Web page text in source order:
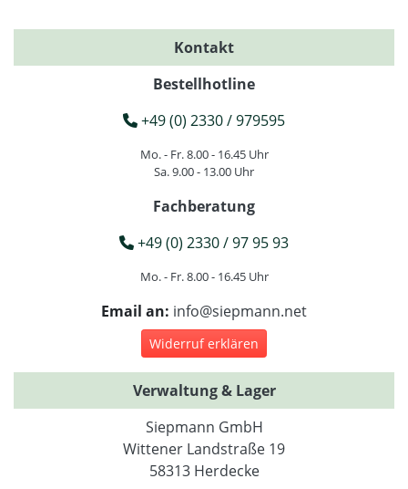
Kontakt
Bestellhotline
+49 (0) 2330 / 979595
Mo. - Fr. 8.00 - 16.45 Uhr
Sa. 9.00 - 13.00 Uhr
Fachberatung
+49 (0) 2330 / 97 95 93
Mo. - Fr. 8.00 - 16.45 Uhr
Email an: info@siepmann.net
Widerruf erklären
Verwaltung & Lager
Siepmann GmbH
Wittener Landstraße 19
58313 Herdecke